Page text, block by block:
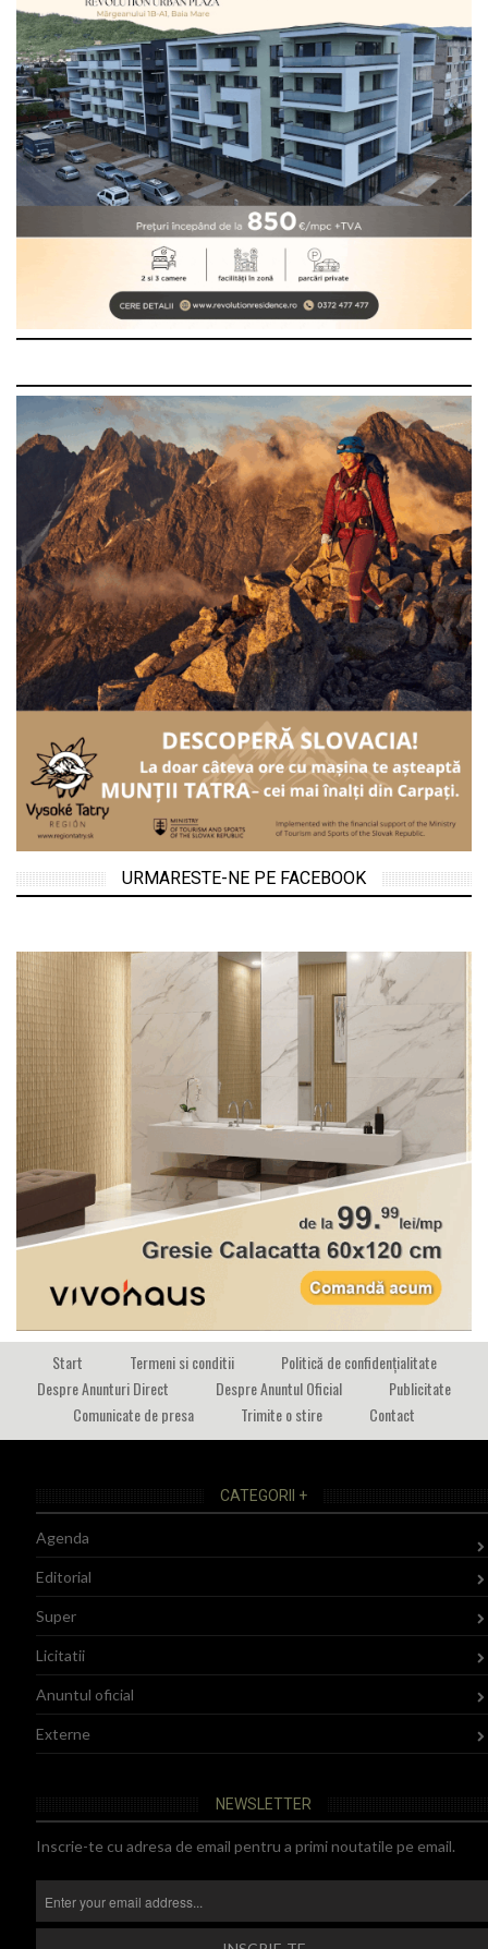
URMARESTE-NE PE FACEBOOK
Start Termeni si conditii
Politică de confidențialitate
Despre Anunturi Direct
Despre Anuntul Oficial
Publicitate
Comunicate de presa
Trimite o stire Contact
CATEGORII +
Agenda
Editorial
Super
Licitatii
Anuntul oficial
Externe
NEWSLETTER
Inscrie-te cu adresa de email pentru a primi noutatile pe email.